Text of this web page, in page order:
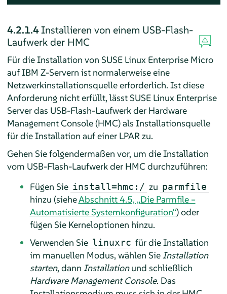
4.2.1.4Installieren von einem USB-Flash-
Laufwerk der HMC
Für die Installation von SUSE Linux Enterprise Micro
auf IBM Z-Servern ist normalerweise eine
Netzwerkinstallationsquelle erforderlich. Ist diese
Anforderung nicht erfüllt, lässt SUSE Linux Enterprise
Server das USB-Flash-Laufwerk der Hardware
Management Console (HMC) als Installationsquelle
für die Installation auf einer LPAR zu.
Gehen Sie folgendermaßen vor, um die Installation
vom USB-Flash-Laufwerk der HMC durchzuführen:
Fügen Sie install=hmc:/ zu parmfile
hinzu (sieheAbschnitt 4.5, „Die Parmfile –
Automatisierte Systemkonfiguration“) oder
fügen Sie Kerneloptionen hinzu.
Verwenden Sie linuxrc für die Installation
im manuellen Modus, wählen SieInstallation
starten, dann Installationund schließlich
Hardware Management Console. Das